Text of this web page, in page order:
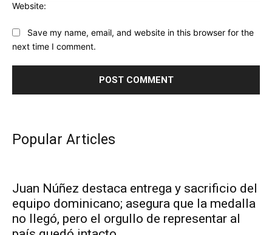
Website:
Save my name, email, and website in this browser for the
next time I comment.
Popular Articles
Juan Núñez destaca entrega y sacrificio del
equipo dominicano; asegura que la medalla
no llegó, pero el orgullo de representar al